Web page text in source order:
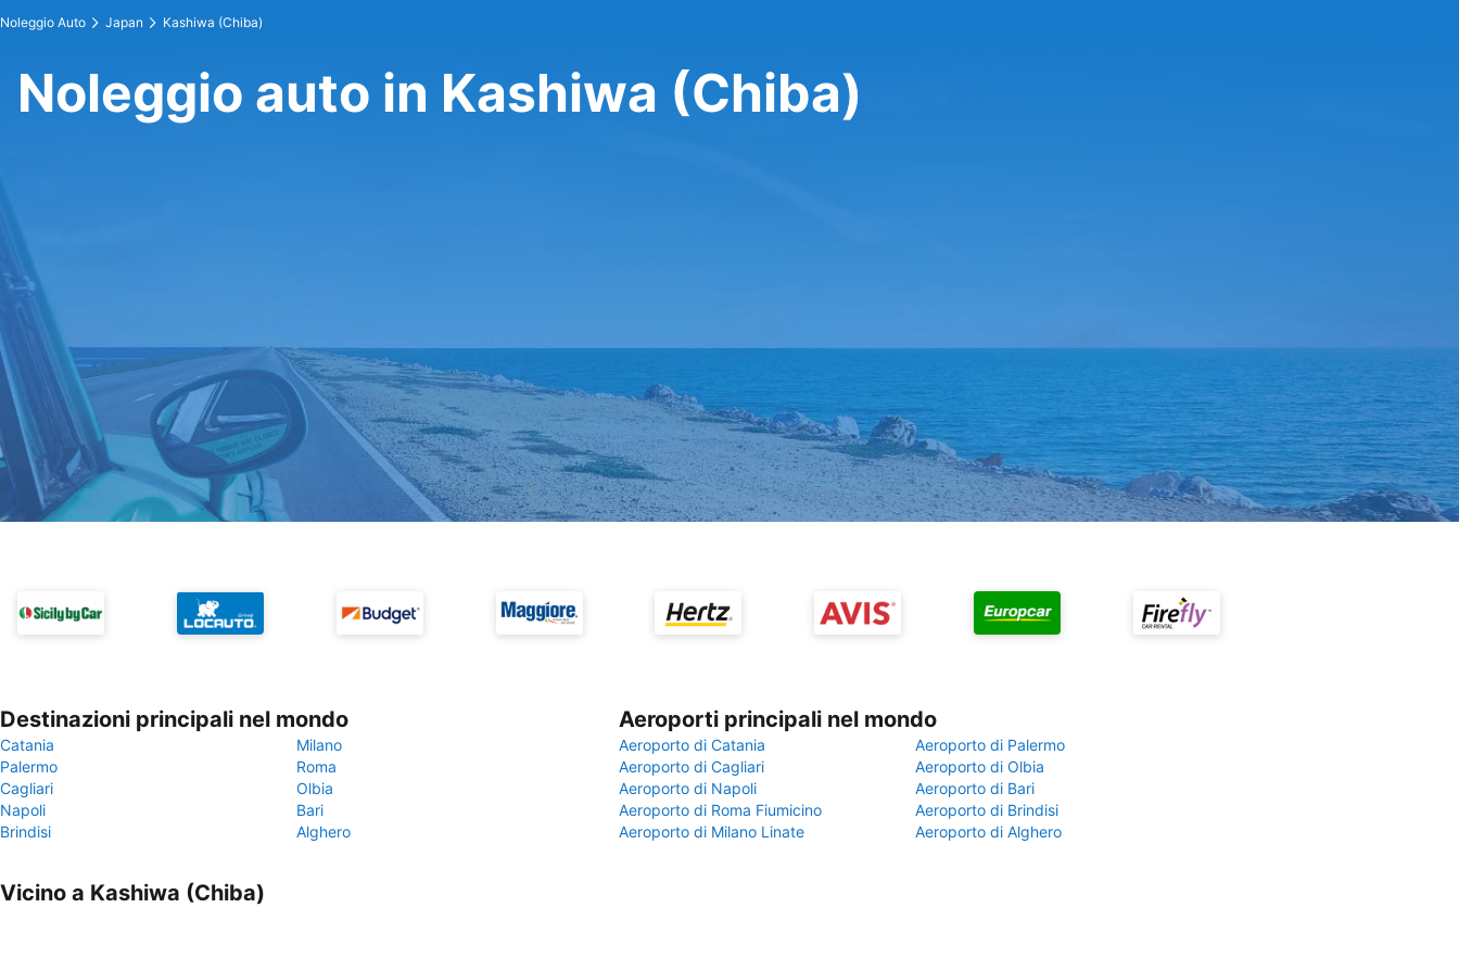
Noleggio Auto Japan Kashiwa (Chiba)
Noleggio auto in Kashiwa (Chiba)
Destinazioni principali nel mondo
Catania
Milano
Palermo
Roma
Cagliari
Olbia
Napoli
Bari
Brindisi
Alghero
Aeroporti principali nel mondo
Aeroporto di Catania
Aeroporto di Palermo
Aeroporto di Cagliari
Aeroporto di Olbia
Aeroporto di Napoli
Aeroporto di Bari
Aeroporto di Roma Fiumicino
Aeroporto di Brindisi
Aeroporto di Milano Linate
Aeroporto di Alghero
Vicino a Kashiwa (Chiba)